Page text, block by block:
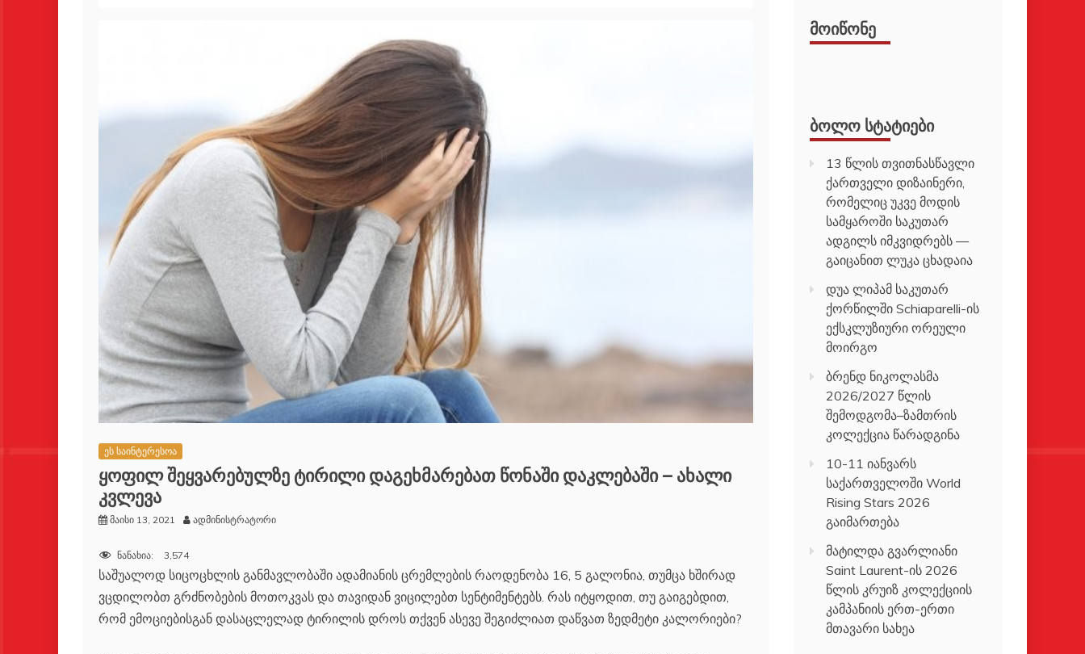
ეს საინტერესოა
ყოფილ შეყვარებულზე ტირილი დაგეხმარებათ წონაში დაკლებაში – ახალი
კვლევა
მაისი 13, 2021 ადმინისტრატორი
ნანახია: 3,574
საშუალოდ სიცოცხლის განმავლობაში ადამიანის ცრემლების რაოდენობა 16, 5 გალონია, თუმცა ხშირად
ვცდილობთ გრძნობების მოთოკვას და თავიდან ვიცილებთ სენტიმენტებს. რას იტყოდით, თუ გაიგებდით,
რომ ემოციებისგან დასაცლელად ტირილის დროს თქვენ ასევე შეგიძლიათ დაწვათ ზედმეტი კალორიები?
ᲛᲝᲘᲬᲝᲜᲔ
ᲑᲝᲚᲝ ᲡᲢᲐᲢᲘᲔᲑᲘ
13 წლის თვითნასწავლი
ქართველი დიზაინერი,
რომელიც უკვე მოდის
სამყაროში საკუთარ
ადგილს იმკვიდრებს —
გაიცანით ლუკა ცხადაია
დუა ლიპამ საკუთარ
ქორწილში Schiaparelli-ის
ექსკლუზიური ორეული
მოირგო
ბრენდ ნიკოლასმა
2026/2027 წლის
შემოდგომა–ზამთრის
კოლექცია წარადგინა
10-11 იანვარს
საქართველოში World
Rising Stars 2026
გაიმართება
მატილდა გვარლიანი
Saint Laurent-ის 2026
წლის კრუიზ კოლექციის
კამპანიის ერთ-ერთი
მთავარი სახეა